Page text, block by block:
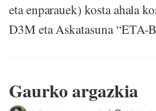
eta enparauek) kosta ahala
D3M eta Askatasuna “ETA-
Gaurko argazkia